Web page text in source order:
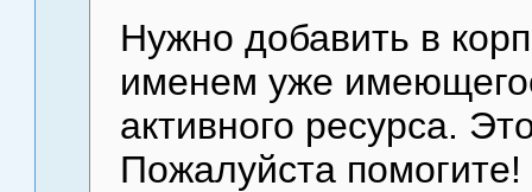
Нужно добавить в
именем уже
активного ресурса.
Пожалуйста